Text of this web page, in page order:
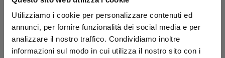
Utilizziamo i cookie per personalizzare contenuti ed
annunci, per fornire funzionalità dei social media e per
analizzare il nostro traffico. Condividiamo inoltre
informazioni sul modo in cui utilizza il nostro sito con i
Descrizione produttore
Nel 1876, Achille Savinelli Sr inaugura un piccolo negozio situato
nel cuore di Milano, in via Orefici - all’angolo con Piazza Duomo